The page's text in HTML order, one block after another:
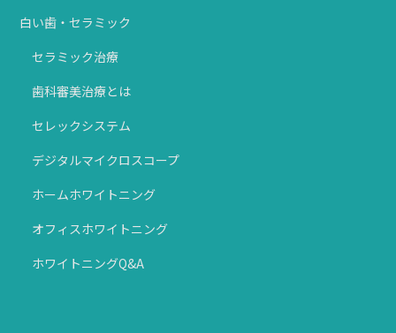
白い歯・セラミック
セラミック治療
歯科審美治療とは
セレックシステム
デジタルマイクロスコープ
ホームホワイトニング
オフィスホワイトニング
ホワイトニングQ&A